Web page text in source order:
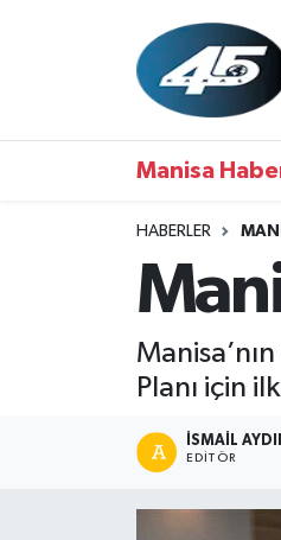
Manisa
HABERLER
Planı için
İSMAIL
EDITÖR
MANİSA
RESMİ REKLAM
Hava Durumu
Tüm Manşetler
Haber Arşivi